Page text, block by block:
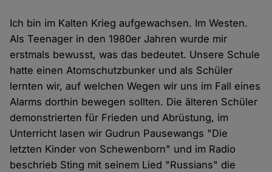
Ich bin im Kalten Krieg aufgewachsen. Im Westen.
Als Teenager in den 1980er Jahren wurde mir
erstmals bewusst, was das bedeutet. Unsere Schule
hatte einen Atomschutzbunker und als Schüler
lernten wir, auf welchen Wegen wir uns im Fall eines
Alarms dorthin bewegen sollten. Die älteren Schüler
demonstrierten für Frieden und Abrüstung, im
Unterricht lasen wir Gudrun Pausewangs "Die
letzten Kinder von Schewenborn" und im Radio
beschrieb Sting mit seinem Lied "Russians" die